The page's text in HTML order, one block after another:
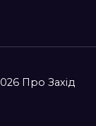
Про Захід